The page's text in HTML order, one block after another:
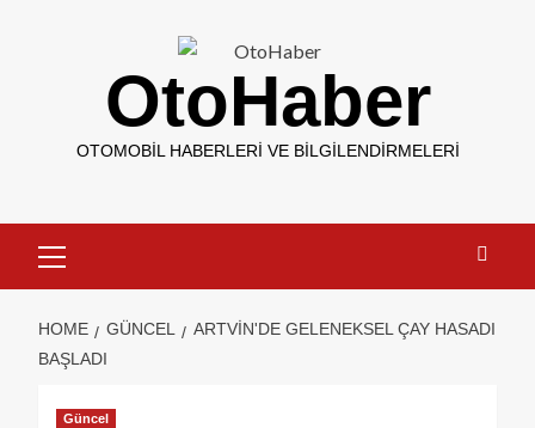
OtoHaber
OTOMOBIL HABERLERI VE BILGILENDIRMELERI
HOME GÜNCEL
ARTVIN'DE GELENEKSEL ÇAY HASADI
BAŞLADI
Güncel